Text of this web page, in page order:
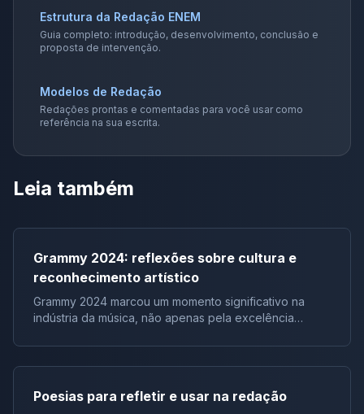
Estrutura da Redação ENEM
Guia completo: introdução, desenvolvimento, conclusão e
proposta de intervenção.
Modelos de Redação
Redações prontas e comentadas para você usar como
referência na sua escrita.
Leia também
Grammy 2024: reflexões sobre cultura e
reconhecimento artístico
Grammy 2024 marcou um momento significativo na
indústria da música, não apenas pela excelência
pelos discursos e reações que ecoaram além do
evento em si. Em particular, o discurso do renomado
sobre a falta de artistas negros sendo premiados em
Poesias para refletir e usar na redação